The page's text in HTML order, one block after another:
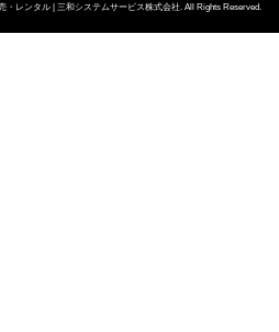
・レンタル | 三和システムサービス株式会社. All Rights Reserved.